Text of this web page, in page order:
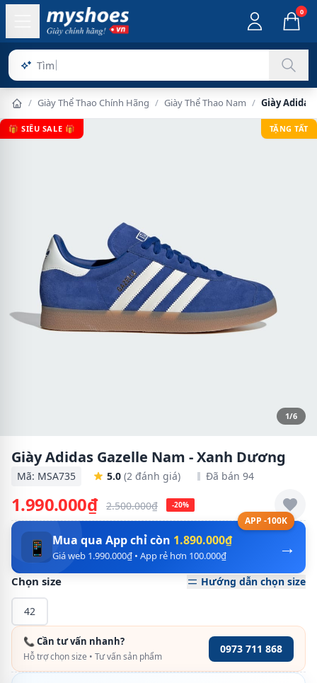
0
S
/ Giày Thể Thao Chính Hãng / Giày Thể Thao Nam / Giày
🎁 SIÊU SALE 🎁 TẶNG TẤT
1/6
Giày Adidas Gazelle Nam - Xanh Dương
Mã: MSA735 5.0 (2 đánh giá) Đã bán 94
1.990.000₫ 2.500.000₫ -20%
APP -100K
→
📱 Mua qua App chỉ còn 1.890.000₫
Giá web 1.990.000₫ • App rẻ hơn 100.000₫
Chọn size Hướng dẫn chọn size
42
📞 Cần tư vấn nhanh?
Hỗ trợ chọn size • Tư vấn sản phẩm
0973 711 868